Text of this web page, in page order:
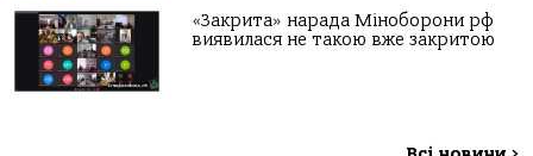
«Закрита» нарада Міноборони рф
виявилася не такою вже закритою